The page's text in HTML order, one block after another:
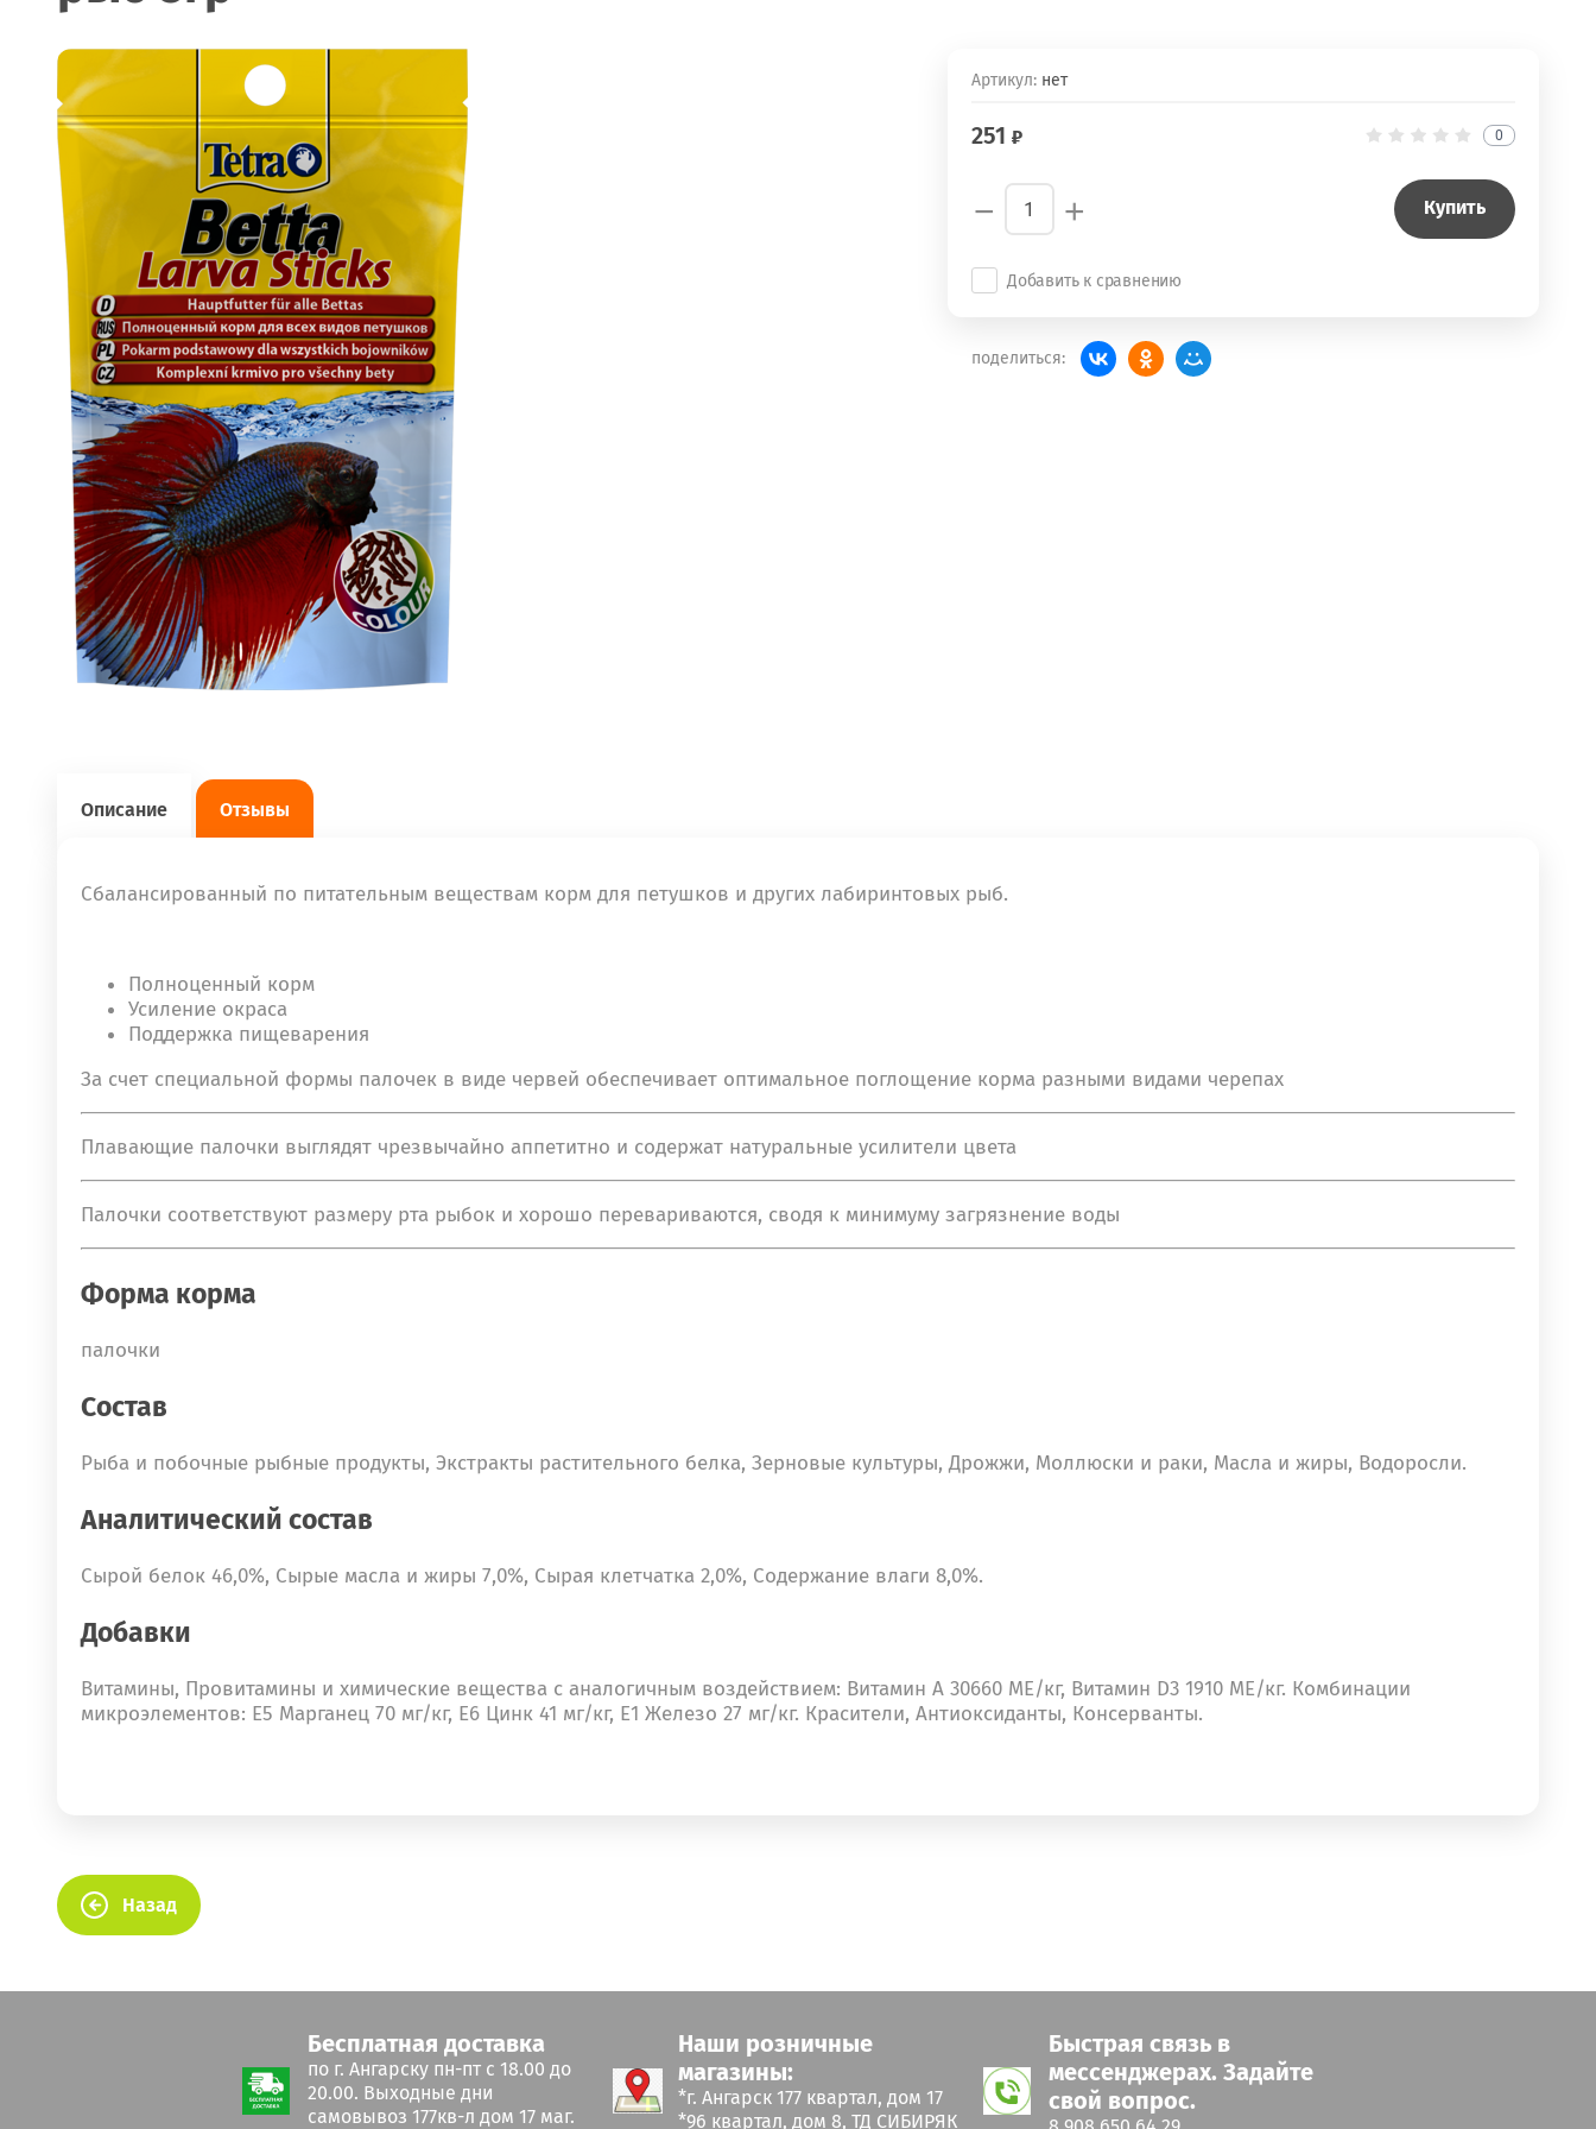
Артикул: нет
251 0
− + Купить
Добавить к сравнению
поделиться:
Описание Отзывы
Cбалансированный по питательным веществам корм для петушков и других лабиринтовых рыб.
Полноценный корм
Усиление окраса
Поддержка пищеварения
За счет специальной формы палочек в виде червей обеспечивает оптимальное поглощение корма разными видами черепах
Плавающие палочки выглядят чрезвычайно аппетитно и содержат натуральные усилители цвета
Палочки соответствуют размеру рта рыбок и хорошо перевариваются, сводя к минимуму загрязнение воды
Форма корма
палочки
Состав
Рыба и побочные рыбные продукты, Экстракты растительного белка, Зерновые культуры, Дрожжи, Моллюски и раки, Масла и жиры, Водоросли.
Аналитический состав
Сырой белок 46,0%, Сырые масла и жиры 7,0%, Сырая клетчатка 2,0%, Содержание влаги 8,0%.
Добавки
Витамины, Провитамины и химические вещества с аналогичным воздействием: Витамин А 30660 МЕ/кг, Витамин D3 1910 МЕ/кг. Комбинации
микроэлементов: Е5 Марганец 70 мг/кг, Е6 Цинк 41 мг/кг, Е1 Железо 27 мг/кг. Красители, Антиоксиданты, Консерванты.
Назад
Бесплатная доставка
по г. Ангарску пн-пт с 18.00 до
20.00. Выходные дни
самовывоз 177кв-л дом 17 маг.
Наши розничные
магазины:
*г. Ангарск 177 квартал, дом 17
*96 квартал, дом 8, ТД СИБИРЯК
Быстрая связь в
мессенджерах. Задайте
свой вопрос.